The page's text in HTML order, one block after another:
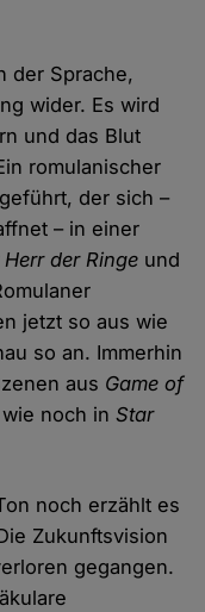
der Sprache,
wider. Es wird
und das Blut
romulanischer
der sich –
– in einer
Herr der Ringe und
jetzt so aus wie
so an. Immerhin
aus Game of
wie noch inStar
noch erzählt es
Zukunftsvision
gegangen.